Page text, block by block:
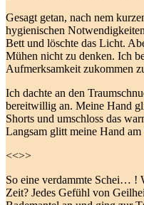
Gesagt getan, nach nem
hygienischen
Bett und löschte das Licht.
Mühen nicht zu denken. Ich
Aufmerksamkeit zukommen
Ich dachte an den
bereitwillig an. Meine Hand
Shorts und umschloss das
Langsam glitt meine Hand
<<>>
So eine verdammte Schei… !
Zeit? Jedes Gefühl von